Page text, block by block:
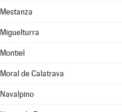
Mestanza
Miguelturra
Montiel
Moral de Calatrava
Navalpino